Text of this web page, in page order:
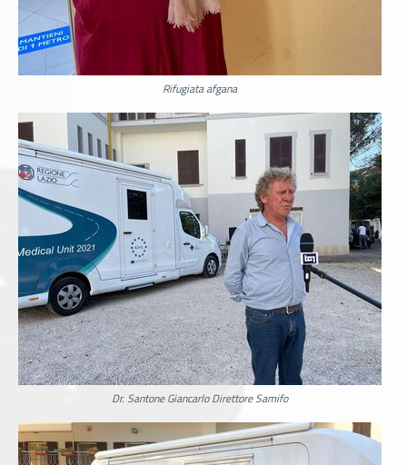
Rifugiata afgana
Dr. Santone Giancarlo Direttore Samifo